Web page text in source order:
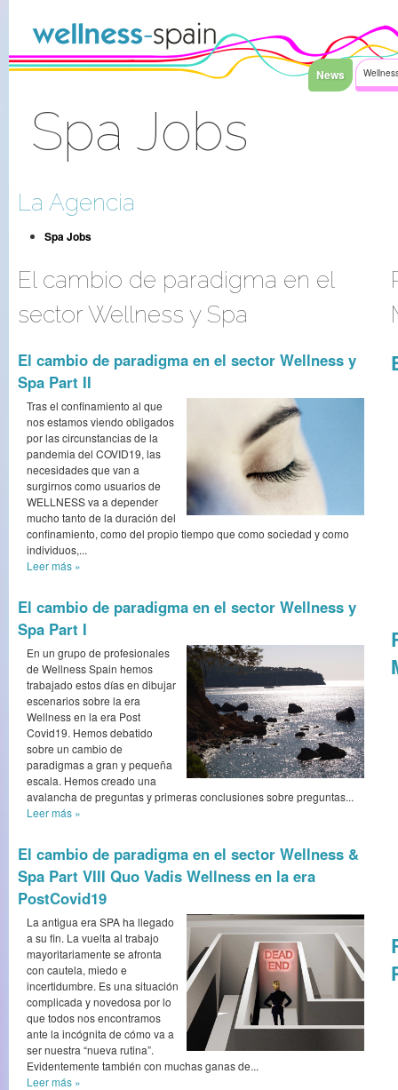
News
Spa Jobs
La Agencia
Spa Jobs
El cambio de paradigma en el
sector Wellness y Spa
El cambio de paradigma en el sector Wellness y
Spa Part II
Tras el confinamiento al que
nos estamos viendo obligados
por las circunstancias de la
pandemia del COVID19, las
necesidades que van a
surgirnos como usuarios de
WELLNESS va a depender
mucho tanto de la duración del
confinamiento, como del propio tiempo que como sociedad y como
individuos,...
Leer más »
El cambio de paradigma en el sector Wellness y
Spa Part I
En un grupo de profesionales
de Wellness Spain hemos
trabajado estos días en dibujar
escenarios sobre la era
Wellness en la era Post
Covid19. Hemos debatido
sobre un cambio de
paradigmas a gran y pequeña
escala. Hemos creado una
avalancha de preguntas y primeras conclusiones sobre preguntas...
Leer más »
El cambio de paradigma en el sector Wellness &
Spa Part VIII Quo Vadis Wellness en la era
PostCovid19
La antigua era SPA ha llegado
a su fin. La vuelta al trabajo
mayoritariamente se afronta
con cautela, miedo e
incertidumbre. Es una situación
complicada y novedosa por lo
que todos nos encontramos
ante la incógnita de cómo va a
ser nuestra “nueva rutina”.
Evidentemente también con muchas ganas de...
Leer más »